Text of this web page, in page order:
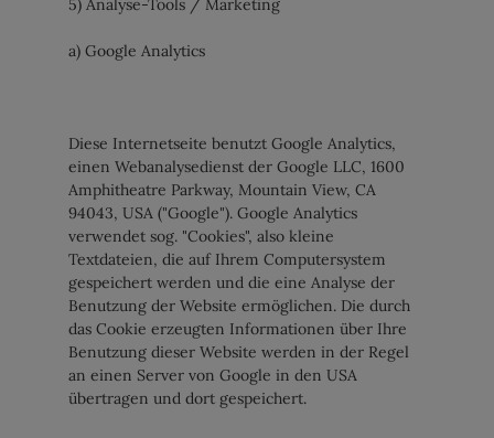
5) Analyse-Tools / Marketing
a) Google Analytics
Diese Internetseite benutzt Google Analytics,
einen Webanalysedienst der Google LLC, 1600
Amphitheatre Parkway, Mountain View, CA
94043, USA ("Google"). Google Analytics
verwendet sog. "Cookies", also kleine
Textdateien, die auf Ihrem Computersystem
gespeichert werden und die eine Analyse der
Benutzung der Website ermöglichen. Die durch
das Cookie erzeugten Informationen über Ihre
Benutzung dieser Website werden in der Regel
an einen Server von Google in den USA
übertragen und dort gespeichert.